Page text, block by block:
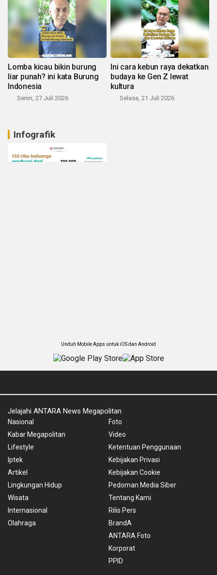
Lomba kicau bikin burung
liar punah? ini kata Burung
Indonesia
Senin, 27 Juli 2026
Ini cara kebun raya dekatkan
budaya ke Gen Z lewat
kultura
Selasa, 21 Juli 2026
Infografik
Unduh Mobile Apps untuk iOS dan Android
Jelajahi ANTARA News Megapolitan
Nasional
Kabar Megapolitan
Lifestyle
Iptek
Artikel
Lingkungan Hidup
Wisata
Internasional
Olahraga
Foto
Video
Ketentuan Penggunaan
Kebijakan Privasi
Kebijakan Cookie
Pedoman Media Siber
Tentang Kami
Rilis Pers
BrandA
ANTARA Foto
Korporat
PPID